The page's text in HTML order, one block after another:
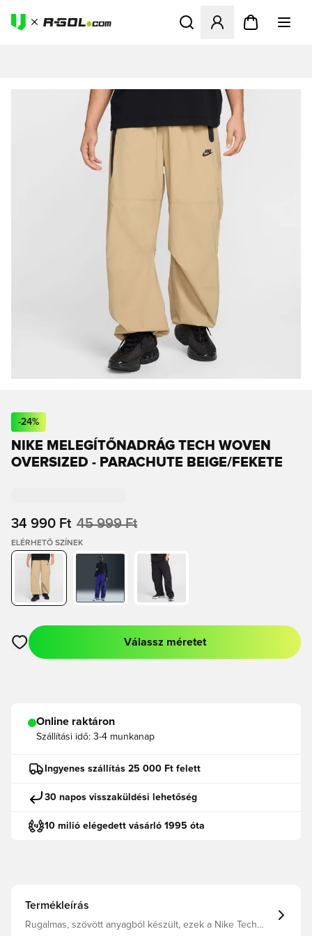
Megnyit egy modált a
-24%
NIKE MELEGÍTŐNADRÁG TECH WOVEN
OVERSIZED - PARACHUTE BEIGE/FEKETE
34 990 Ft 45 999 Ft
ELÉRHETŐ SZÍNEK
Megnyit egy modált a bejelentkezéshez vagy a tagként való
Válassz méretet
Online raktáron
Szállítási idő: 3-4 munkanap
Ingyenes szállítás 25 000 Ft felett
30 napos visszaküldési lehetőség
10 milió elégedett vásárló 1995 óta
Termékleírás
Rugalmas, szövött anyagból készült, ezek a Nike Tech